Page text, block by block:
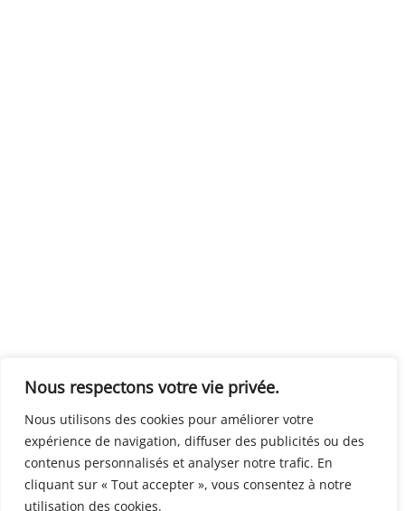
Nous respectons votre vie privée.
Nous utilisons des cookies pour améliorer votre
expérience de navigation, diffuser des publicités ou des
contenus personnalisés et analyser notre trafic. En
cliquant sur « Tout accepter », vous consentez à notre
utilisation des cookies.